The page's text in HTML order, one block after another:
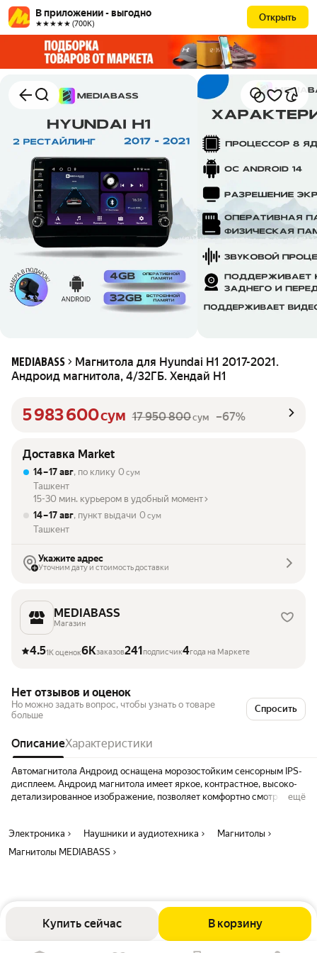
В приложении - выгодно
★★★★★ (700К)
Открыть
Купить сейчас В корзину
MEDIABASS
Магнитола для Hyundai H1 2017-2021.
Андроид магнитола, 4/32ГБ. Хендай Н1
5 983 600сум 17 950 800сум –67%
Доставка Market
14 – 17 авг, по клику 0 сум
Ташкент
15-30 мин. курьером в удобный момент
14 – 17 авг, пункт выдачи 0 сум
Ташкент
Укажите адрес
Уточним дату и стоимость доставки
MEDIABASS
Магазин
4.51K оценок6Kзаказов241подписчик4года на Маркете
Нет отзывов и оценок
Но можно задать вопрос, чтобы узнать о товаре
больше
Спросить
ОписаниеХарактеристики
Автомагнитола Андроид оснащена морозостойким сенсорным IPS-
дисплеем. Андроид магнитола имеет яркое, контрастное, высоко-
детализированное изображение, позволяет комфортно смотреть
отрегулировать воспроизведение в соответствии со своими
предпочтениями. Интерфейс операционной системы Магнитола 9
ещё
Электроника Наушники и аудиотехника
Магнитолы
Магнитолы MEDIABASS